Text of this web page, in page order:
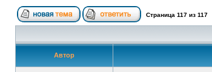
Страница 117 из 117
Автор